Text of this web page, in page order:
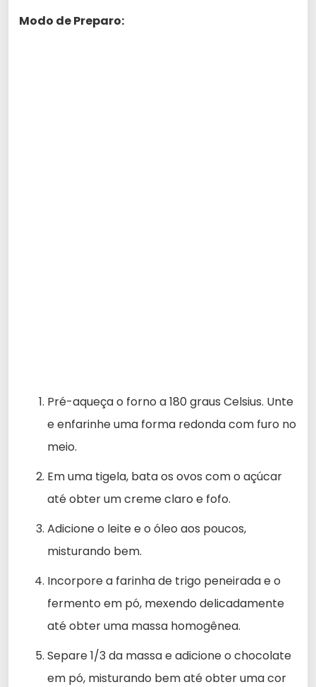
Modo de Preparo:
Pré-aqueça o forno a 180 graus Celsius. Unte
e enfarinhe uma forma redonda com furo no
meio.
Em uma tigela, bata os ovos com o açúcar
até obter um creme claro e fofo.
Adicione o leite e o óleo aos poucos,
misturando bem.
Incorpore a farinha de trigo peneirada e o
fermento em pó, mexendo delicadamente
até obter uma massa homogênea.
Separe 1/3 da massa e adicione o chocolate
em pó, misturando bem até obter uma cor